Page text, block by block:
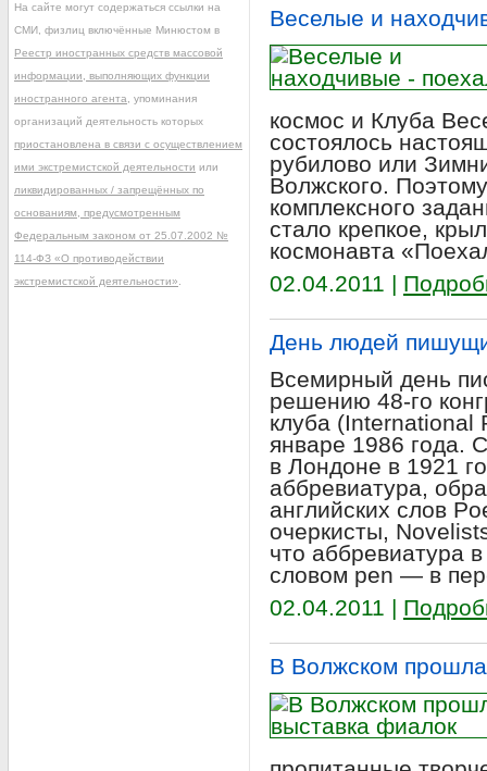
Веселые и
космос и Клуба
состоялось
рубилово или
Волжского.
комплексного
стало крепкое,
космонавта
02.04.2011 |
День людей
Всемирный день
решению 48-го
клуба (International
январе 1986 года.
в Лондоне в 1921
аббревиатура,
английских слов
очеркисты,
что аббревиатура
словом pen — в
02.04.2011 |
В Волжском
На сайте могут содержаться ссылки на
СМИ, физлиц включённые Минюстом в
Реестр иностранных средств массовой
информации, выполняющих функции
иностранного агента , упоминания
организаций деятельность которых
приостановлена в связи с осуществлением
ими экстремистской деятельности или
ликвидированных / запрещённых по
основаниям, предусмотренным
Федеральным законом от 25.07.2002 №
114-ФЗ «О противодействии
экстремистской деятельности»